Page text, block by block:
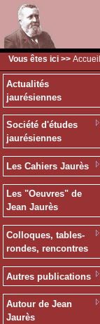
Vous êtes ici >> Accueil
Actualités
jaurésiennes
Société d'études
jaurésiennes
Les Cahiers Jaurès
Les "Oeuvres" de
Jean Jaurès
Colloques, tables-
rondes, rencontres
Autres publications
Autour de Jean
Jaurès